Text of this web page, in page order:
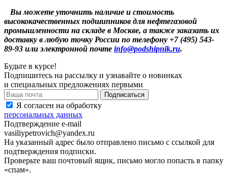
Вы можете уточнить наличие и стоимость
высококачественных подшипников для нефтегазовой
промышленности на складе в Москве, а также заказать их
доставку в любую точку России по телефону +7 (495) 543-
89-93 или электронной почте info@podshipnik.ru.
Будьте в курсе!
Подпишитесь на рассылку и узнавайте о новинках
и специальных предложениях первыми
Я согласен на обработку
персональных данных
Подтверждение e-mail
vasiliypetrovich@yandex.ru
На указанный адрес было отправлено письмо с ссылкой для
подтверждения подписки.
Проверьте ваш почтовый ящик, письмо могло попасть в папку
«спам».